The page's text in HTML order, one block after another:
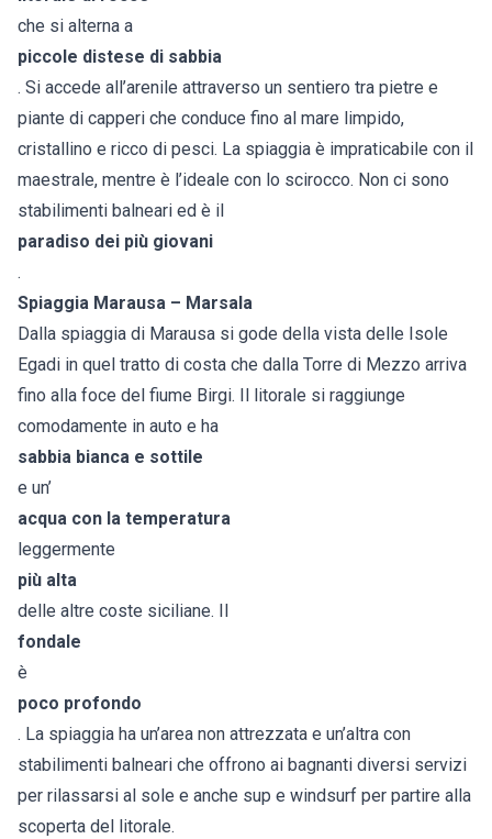
che si alterna a
piccole distese di sabbia
. Si accede all’arenile attraverso un sentiero tra pietre e
piante di capperi che conduce fino al mare limpido,
cristallino e ricco di pesci. La spiaggia è impraticabile con il
maestrale, mentre è l’ideale con lo scirocco. Non ci sono
stabilimenti balneari ed è il
paradiso dei più giovani
.
Spiaggia Marausa – Marsala
Dalla spiaggia di Marausa si gode della vista delle Isole
Egadi in quel tratto di costa che dalla Torre di Mezzo arriva
fino alla foce del fiume Birgi. Il litorale si raggiunge
comodamente in auto e ha
sabbia bianca e sottile
e un’
acqua con la temperatura
leggermente
più alta
delle altre coste siciliane. Il
fondale
è
poco profondo
. La spiaggia ha un’area non attrezzata e un’altra con
stabilimenti balneari che offrono ai bagnanti diversi servizi
per rilassarsi al sole e anche sup e windsurf per partire alla
scoperta del litorale.